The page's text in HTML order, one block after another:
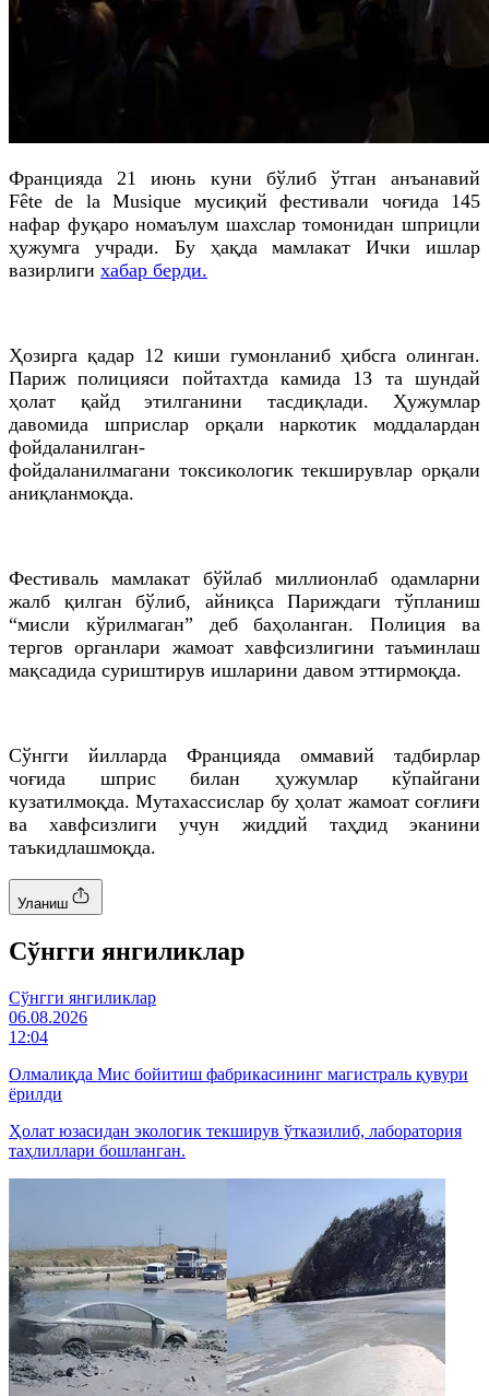
Францияда 21 июнь куни бўлиб ўтган анъанавий
Fête de la Musique мусиқий фестивали чоғида 145
нафар фуқаро номаълум шахслар томонидан шприцли
ҳужумга учради. Бу ҳақда мамлакат Ички ишлар
вазирлиги хабар берди.
Ҳозирга қадар 12 киши гумонланиб ҳибсга олинган.
Париж полицияси пойтахтда камида 13 та шундай
ҳолат қайд этилганини тасдиқлади. Ҳужумлар
давомида шприслар орқали наркотик моддалардан
фойдаланилган-
фойдаланилмагани токсикологиктекширувлар орқали
аниқланмоқда.
Фестиваль мамлакат бўйлаб миллионлаб одамларни
жалб қилган бўлиб, айниқса Париждаги тўпланиш
“мисли кўрилмаган” деб баҳоланган. Полиция ва
тергов органлари жамоат хавфсизлигини таъминлаш
мақсадида суриштирув ишларини давом эттирмоқда.
Сўнгги йилларда Францияда оммавий тадбирлар
чоғида шприс билан ҳужумлар кўпайгани
кузатилмоқда. Мутахассислар бу ҳолат жамоат соғлиғи
ва хавфсизлиги учун жиддий таҳдид эканини
таъкидлашмоқда.
Уланиш
Cўнгги янгиликлар
Cўнгги янгиликлар
06.08.2026
12:04
Олмалиқда Мис бойитиш фабрикасининг магистраль қувури
ёрилди
Ҳолат юзасидан экологик текширув ўтказилиб, лаборатория
таҳлиллари бошланган.